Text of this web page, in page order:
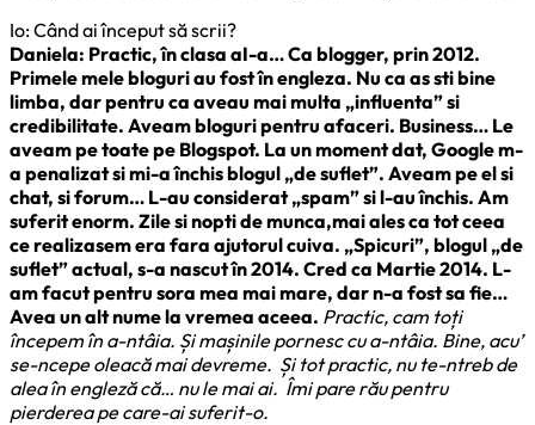
Io: Când ai început să scrii?
Daniela: Practic, în clasa aI-a… Ca blogger, prin 2012.
Primele mele bloguri au fost în engleza. Nu ca as sti bine
limba, dar pentru ca aveau mai multa „influenta” si
credibilitate. Aveam bloguri pentru afaceri. Business… Le
aveam pe toate pe Blogspot. La un moment dat, Google m-
a penalizat si mi-a închis blogul „de suflet”. Aveam pe el si
chat, si forum… L-au considerat „spam” si l-au închis. Am
suferit enorm. Zile si nopti de munca,mai ales ca tot ceea
ce realizasem era fara ajutorul cuiva. „Spicuri”, blogul „de
suflet” actual, s-a nascut în 2014. Cred ca Martie 2014. L-
am facut pentru sora mea mai mare, dar n-a fost sa fie…
Avea un alt nume la vremea aceea. Practic, cam toți
începem în a-ntâia. Și mașinile pornesc cu a-ntâia. Bine, acu’
se-ncepe oleacă mai devreme. Și tot practic, nu te-ntreb de
alea în engleză că… nu le mai ai. Îmi pare rău pentru
pierderea pe care-ai suferit-o.